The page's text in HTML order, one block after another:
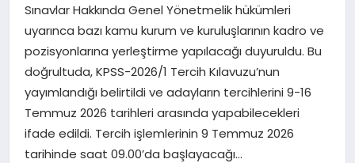
EKONOMI
MAGAZIN
EĞITIM
Sınavlar Hakkında Genel Yönetmelik hükümleri
uyarınca bazı kamu kurum ve kuruluşlarının kadro ve
pozisyonlarına yerleştirme yapılacağı duyuruldu. Bu
doğrultuda, KPSS-2026/1 Tercih Kılavuzu’nun
yayımlandığı belirtildi ve adayların tercihlerini 9-16
Temmuz 2026 tarihleri arasında yapabilecekleri
ifade edildi. Tercih işlemlerinin 9 Temmuz 2026
tarihinde saat 09.00’da başlayacağı…